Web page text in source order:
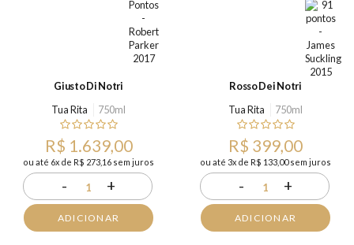
Giusto Di Notri
Tua Rita
750ml
R$ 1.639,00
ou até 6x de R$ 273,16 sem juros
- 1 +
ADICIONAR
Rosso Dei Notri
Tua Rita
750ml
R$ 399,00
ou até 3x de R$ 133,00 sem juros
- 1 +
ADICIONAR